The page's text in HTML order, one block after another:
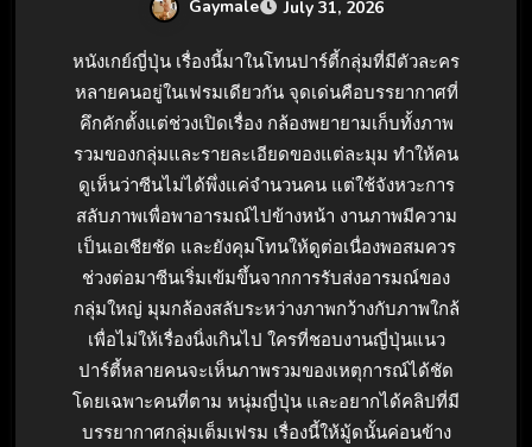
Gaymale July 31, 2026
หนังเกย์ญี่ปุ่น เรื่องนี้มาในโทนปาร์ตี้กลุ่มที่มีตัวละคร
หลายคนอยู่ในเฟรมเดียวกัน จุดเด่นคือบรรยากาศที่
คึกคักตั้งแต่ช่วงเปิดเรื่อง กล้องพยายามเก็บทั้งภาพ
รวมของกลุ่มและรายละเอียดของแต่ละมุม ทำให้คน
ดูเห็นว่าซีนไม่ได้พึ่งแค่จำนวนคน แต่ใช้จังหวะการ
สลับภาพเพื่อพาอารมณ์ไปข้างหน้า งานภาพมีความ
เป็นเอเชียชัด และยังคุมโทนให้ดูต่อเนื่องพอสมควร
ช่วงต่อมาซีนเริ่มเข้มขึ้นจากการรับส่งอารมณ์ของ
กลุ่มใหญ่ มุมกล้องสลับระหว่างภาพกว้างกับภาพใกล้
เพื่อไม่ให้เรื่องนิ่งเกินไป ใครที่ชอบงานญี่ปุ่นแนว
ปาร์ตี้หลายคนจะเห็นภาพรวมของเหตุการณ์ได้ชัด
โดยเฉพาะคนที่ตาม หนุ่มญี่ปุ่น และอยากได้คลิปที่มี
บรรยากาศกลุ่มเต็มเฟรม เรื่องนี้ให้มู้ดนั้นค่อนข้าง